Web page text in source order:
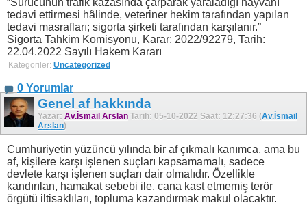
“Sürücünün trafik kazasında çarparak yaraladığı hayvanı
tedavi ettirmesi hâlinde, veteriner hekim tarafından yapılan
tedavi masrafları; sigorta şirketi tarafından karşılanır.”
Sigorta Tahkim Komisyonu, Karar: 2022/92279, Tarih:
22.04.2022 Sayılı Hakem Kararı
Kategoriler: Uncategorized
0 Yorumlar
Genel af hakkında
Yazar: Av.İsmail Arslan Tarih: 05-10-2022 Saat: 12:27:36 (Av.İsmail
Arslan)
Cumhuriyetin yüzüncü yılında bir af çıkmalı kanımca, ama bu
af, kişilere karşı işlenen suçları kapsamamalı, sadece
devlete karşı işlenen suçları dair olmalıdır. Özellikle
kandırılan, hamakat sebebi ile, cana kast etmemiş terör
örgütü iltisaklıları, topluma kazandırmak makul olacaktır.